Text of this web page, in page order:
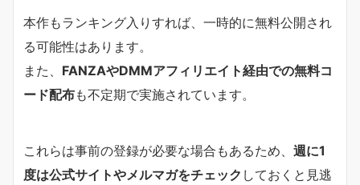
本作もランキング入りすれば、一時的に無料公開され
る可能性はあります。
また、 FANZAやDMMアフィリエイト経由での無料コ
ード配布も不定期で実施されています。
これらは事前の登録が必要な場合もあるため、 週に1
度は公式サイトやメルマガをチェック しておくと見逃